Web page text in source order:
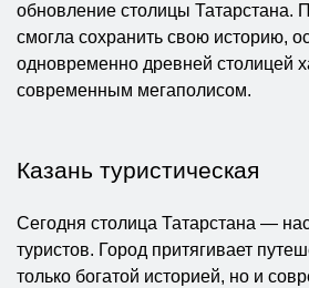
обновление столицы Татарстана.
смогла сохранить свою историю,
одновременно древней столицей
современным мегаполисом.
Казань туристическая
Сегодня столица Татарстана —
туристов. Город притягивает
только богатой историей, но и